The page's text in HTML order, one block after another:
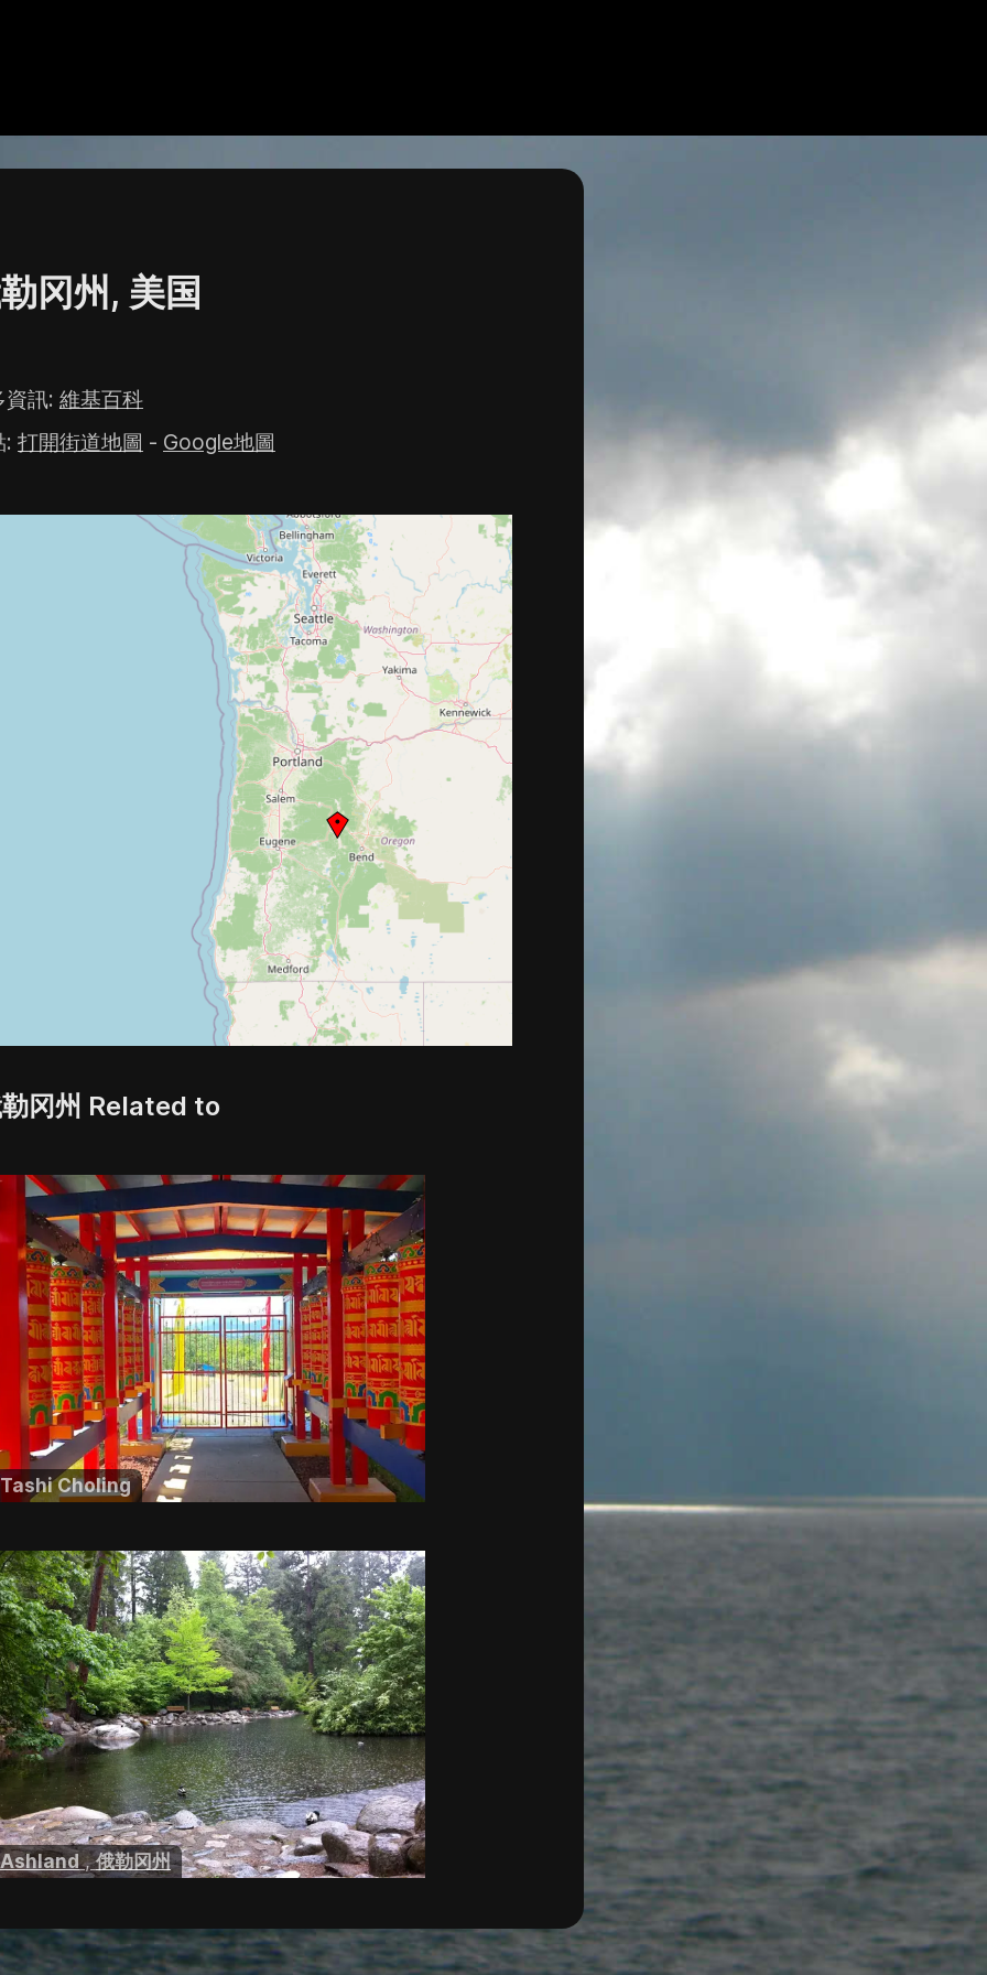
冈州, 美国
資訊: 維基百科
: 打開街道地圖 - Google地圖
冈州 Related to
Tashi Choling
Ashland , 俄勒冈州